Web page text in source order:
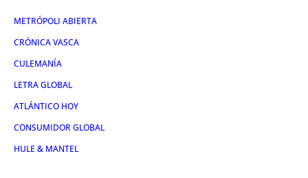
METRÓPOLI ABIERTA
CRÓNICA VASCA
CULEMANÍA
LETRA GLOBAL
ATLÁNTICO HOY
CONSUMIDOR GLOBAL
HULE & MANTEL